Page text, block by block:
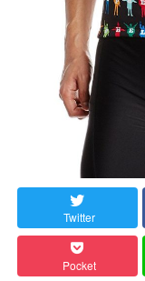
Twitter
Pocket